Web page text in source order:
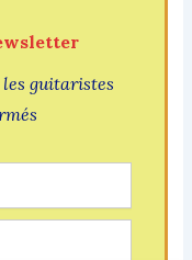
les guitaristes